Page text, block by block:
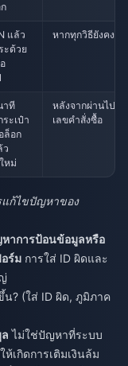
แล้ว
ะด้วย
หากทุกวิธียังคงล้
าที
ะเป๋า
ล็อก
ว
หม่
หลังจากผ่านไป
เลขคำสั่งซื้อ
แก้ไขปัญหาของ
าการป้อนข้อมูลหรือ
ร์ม การใส่ ID ผิดและ
น? (ใส่ ID ผิด, ภูมิภาค
ไม่ใช่ปัญหาที่ระบบ
เกิดการเติมเงินล้ม